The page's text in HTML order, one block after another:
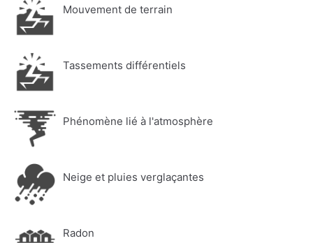
Mouvement de terrain
Tassements différentiels
Phénomène lié à l'atmosphère
Neige et pluies verglaçantes
Radon